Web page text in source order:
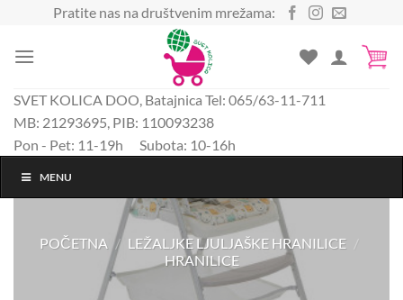
sadržaj
Pratite nas na društvenim mrežama:
SVET KOLICA DOO, Batajnica Tel: 065/63-11-711
MB: 21293695, PIB: 110093238
Pon - Pet: 11-19h Subota: 10-16h
MENU
POČETNA / LEŽALJKE LJULJAŠKE HRANILICE /
HRANILICE